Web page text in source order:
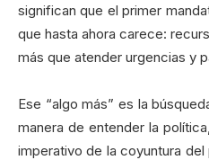
significan que el primer
que hasta ahora carece:
más que atender urgencias y
Ese “algo más” es la
manera de entender la
imperativo de la coyuntura